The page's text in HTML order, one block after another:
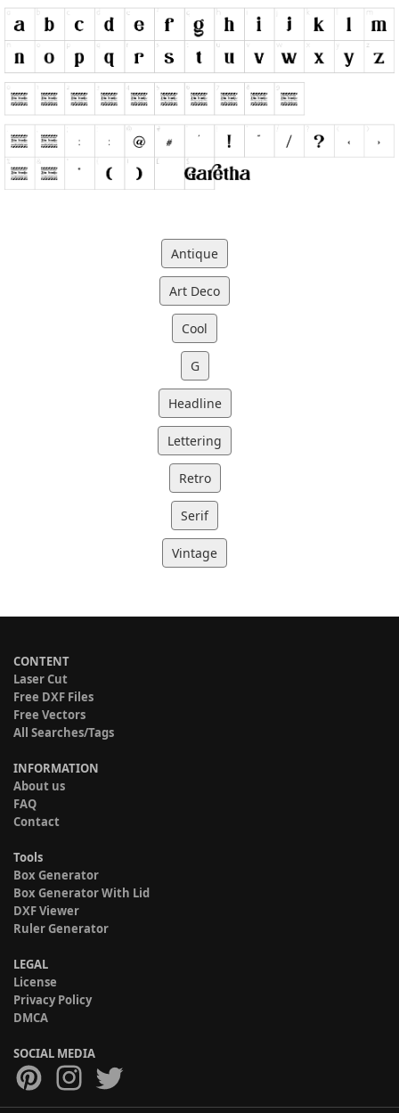
Antique
Art Deco
Cool
G
Headline
Lettering
Retro
Serif
Vintage
CONTENT
Laser Cut
Free DXF Files
Free Vectors
All Searches/Tags
INFORMATION
About us
FAQ
Contact
Tools
Box Generator
Box Generator With Lid
DXF Viewer
Ruler Generator
LEGAL
License
Privacy Policy
DMCA
SOCIAL MEDIA